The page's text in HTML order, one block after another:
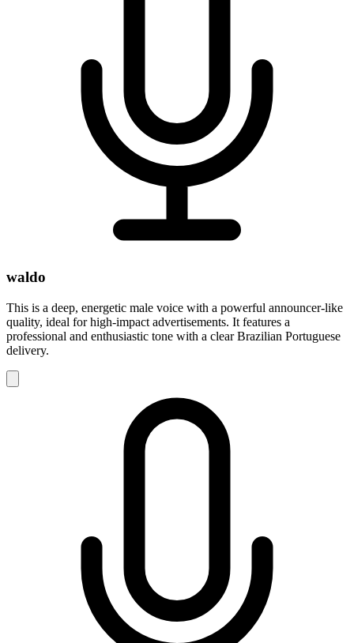
waldo
This is a deep, energetic male voice with a powerful announcer-like
quality, ideal for high-impact advertisements. It features a
professional and enthusiastic tone with a clear Brazilian Portuguese
delivery.